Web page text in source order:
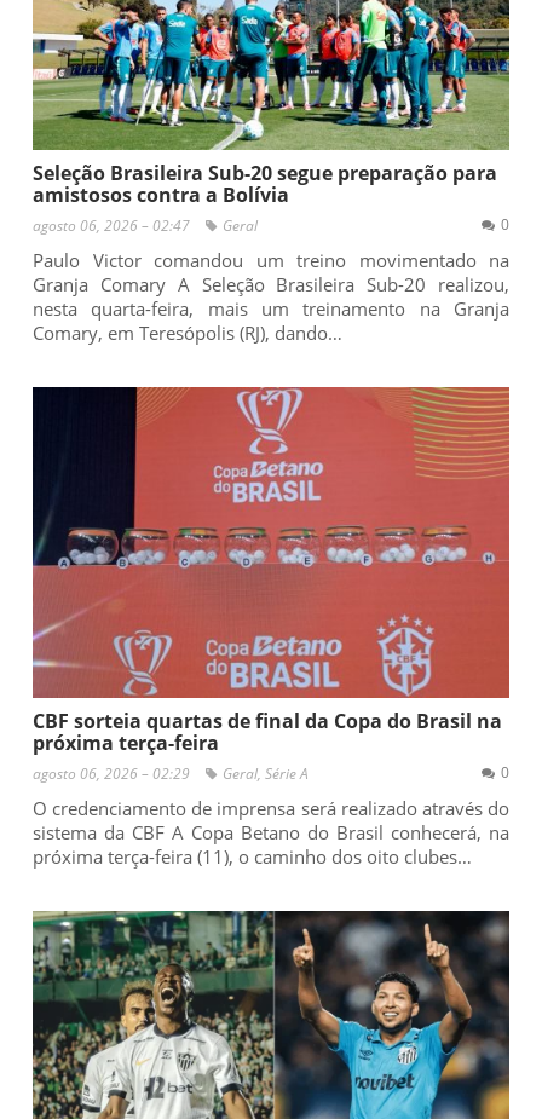
Seleção Brasileira Sub-20 segue preparação para
amistosos contra a Bolívia
agosto 06, 2026 – 02:47 Geral 0
Paulo Victor comandou um treino movimentado na
Granja Comary A Seleção Brasileira Sub-20 realizou,
nesta quarta-feira, mais um treinamento na Granja
Comary, em Teresópolis (RJ), dando…
CBF sorteia quartas de final da Copa do Brasil na
próxima terça-feira
agosto 06, 2026 – 02:29 Geral, Série A 0
O credenciamento de imprensa será realizado através do
sistema da CBF A Copa Betano do Brasil conhecerá, na
próxima terça-feira (11), o caminho dos oito clubes…